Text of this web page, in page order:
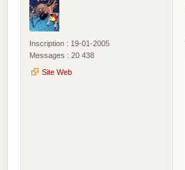
Inscription : 19-01-2005
Messages : 20 438
Site Web